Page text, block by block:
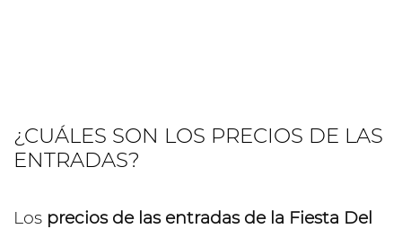
¿CUÁLES SON LOS PRECIOS DE LAS
ENTRADAS?
Los precios de las entradas de la Fiesta Del